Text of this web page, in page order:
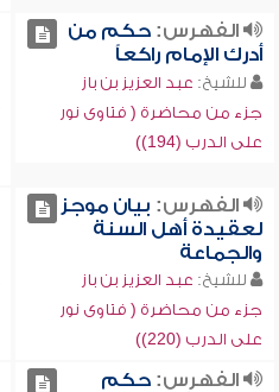
الفهرس:حكم من
أدرك الإمام راكعاً
للشيخ: عبد العزيز بن باز
جزء من محاضرة ( فتاوى نور
على الدرب (194))
الفهرس: بيان موجز
لعقيدة أهل السنة
والجماعة
للشيخ: عبد العزيز بن باز
جزء من محاضرة ( فتاوى نور
على الدرب (220))
الفهرس:حكم